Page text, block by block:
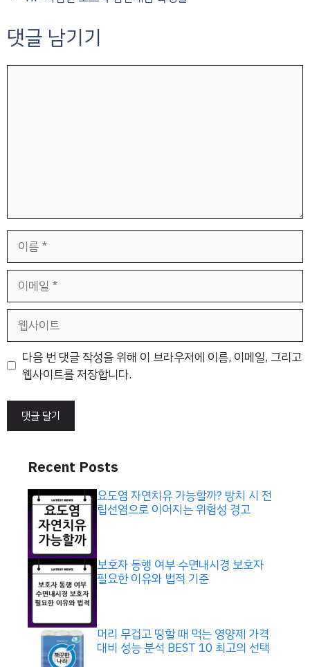
댓글 남기기
일
트
다음 번 댓글 작성을 위해 이 브라우저에 이름, 이메일, 그리고
웹사이트를 저장합니다.
Recent Posts
요도염 자연치유 가능할까? 방치 시 전
립선염으로 이어지는 위험성 경고
보호자 동행 여부 수면내시경 보호자
필요한 이유와 법적 기준
머리 무겁고 띵할 때 먹는 영양제 가격
대비 성능 분석 BEST 10 최고의 선택